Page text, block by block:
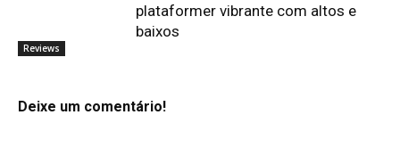
Reviews
plataformer vibrante com altos e
baixos
Deixe um comentário!